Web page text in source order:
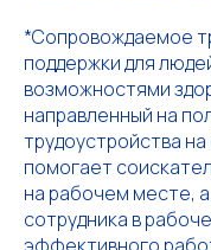
*Сопровождаемое
поддержки для
возможностями
направленный на
трудоустройства
помогает
на рабочем месте,
сотрудника в